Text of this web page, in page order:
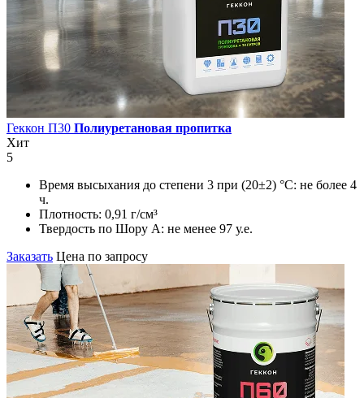
Геккон П30 Полиуретановая пропитка
Хит
5
Время высыхания до степени 3 при (20±2) °С: не более 4
ч.
Плотность: 0,91 г/см³
Твердость по Шору А: не менее 97 у.е.
Заказать Цена по запросу